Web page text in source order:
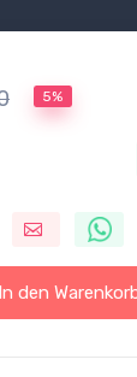
5%
In den